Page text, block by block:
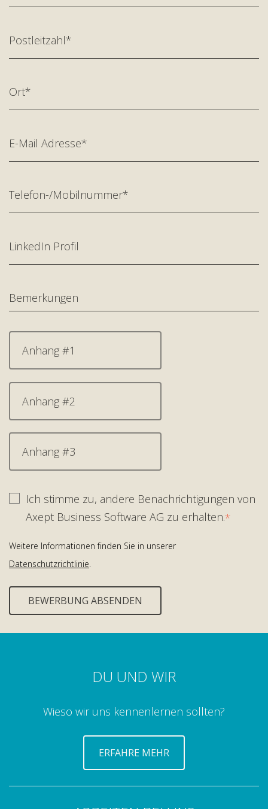
Anhang #1
Anhang #2
Anhang #3
Ich stimme zu, andere Benachrichtigungen von
Axept Business Software AG zu erhalten.*
Weitere Informationen finden Sie in unserer
Datenschutzrichtlinie.
DU UND WIR
Wieso wir uns kennenlernen sollten?
ERFAHRE MEHR